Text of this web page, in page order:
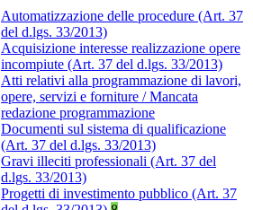
Automatizzazione delle procedure (Art. 37
del d.lgs. 33/2013)
Acquisizione interesse realizzazione opere
incompiute (Art. 37 del d.lgs. 33/2013)
Atti relativi alla programmazione di lavori,
opere, servizi e forniture / Mancata
redazione programmazione
Documenti sul sistema di qualificazione
(Art. 37 del d.lgs. 33/2013)
Gravi illeciti professionali (Art. 37 del
d.lgs. 33/2013)
Progetti di investimento pubblico (Art. 37